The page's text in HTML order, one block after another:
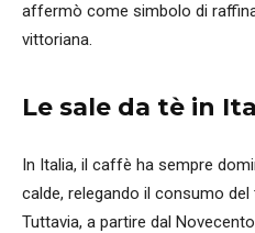
affermò come simbolo di
vittoriana.
Le sale da tè in
In Italia, il caffè ha sempre
calde, relegando il consumo
Tuttavia, a partire dal